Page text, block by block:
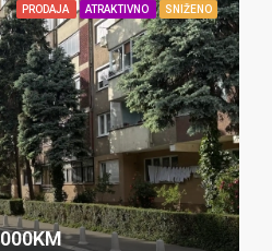
PRODAJA ATRAKTIVNO SNIŽENO